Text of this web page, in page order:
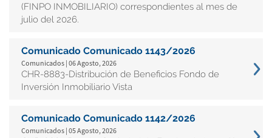
(FINPO INMOBILIARIO) correspondientes al mes de
julio del 2026.
Comunicado Comunicado 1143/2026
Comunicados | 06 Agosto, 2026
CHR-8883-Distribución de Beneficios Fondo de
Inversión Inmobiliario Vista
Comunicado Comunicado 1142/2026
Comunicados | 05 Agosto, 2026